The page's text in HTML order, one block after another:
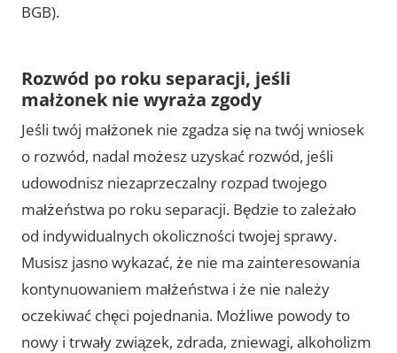
BGB).
Rozwód po roku separacji, jeśli
małżonek nie wyraża zgody
Jeśli twój małżonek nie zgadza się na twój wniosek
o rozwód, nadal możesz uzyskać rozwód, jeśli
udowodnisz niezaprzeczalny rozpad twojego
małżeństwa po roku separacji. Będzie to zależało
od indywidualnych okoliczności twojej sprawy.
Musisz jasno wykazać, że nie ma zainteresowania
kontynuowaniem małżeństwa i że nie należy
oczekiwać chęci pojednania. Możliwe powody to
nowy i trwały związek, zdrada, zniewagi, alkoholizm